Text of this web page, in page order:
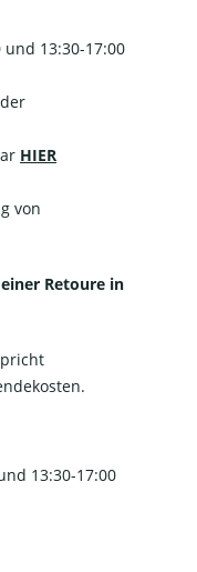
13:30-17:00
HIER
von
Retoure in
13:30-17:00